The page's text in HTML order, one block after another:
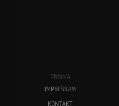
PRISMA
IMPRESSUM
KONTAKT